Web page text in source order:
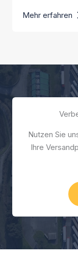
Mehr erfahren
Nutzen Sie
Ihre